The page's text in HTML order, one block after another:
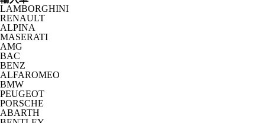
LAMBORGHINI
RENAULT
ALPINA
MASERATI
AMG
BAC
BENZ
ALFAROMEO
BMW
PEUGEOT
PORSCHE
ABARTH